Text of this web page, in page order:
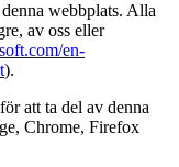
webbplats. Alla
av oss eller
en-
).
att ta del av denna
Chrome, Firefox